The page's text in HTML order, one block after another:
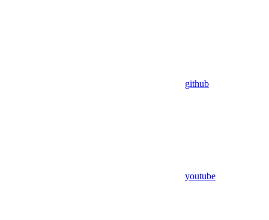
github
youtube